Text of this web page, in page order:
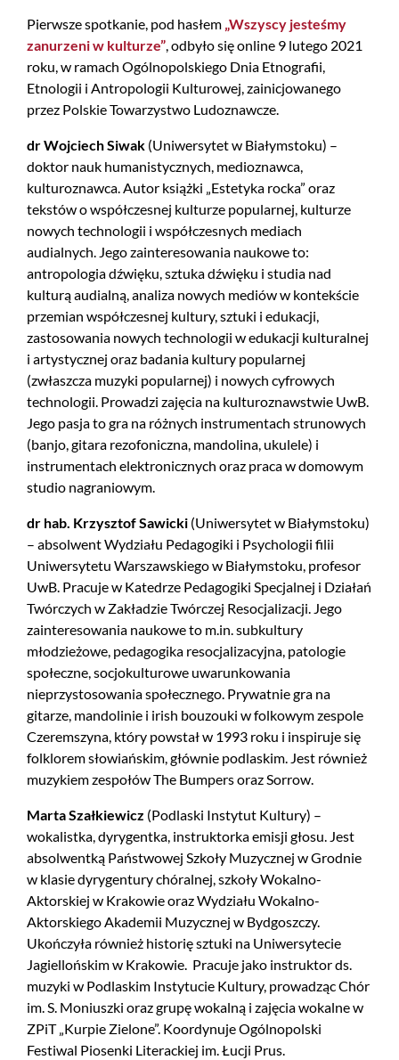
Pierwsze spotkanie, pod hasłem „Wszyscy jesteśmy
zanurzeni w kulturze”, odbyło się online 9 lutego 2021
roku, w ramach Ogólnopolskiego Dnia Etnografii,
Etnologii i Antropologii Kulturowej, zainicjowanego
przez Polskie Towarzystwo Ludoznawcze.
dr Wojciech Siwak (Uniwersytet w Białymstoku) –
doktor nauk humanistycznych, medioznawca,
kulturoznawca. Autor książki „Estetyka rocka” oraz
tekstów o współczesnej kulturze popularnej, kulturze
nowych technologii i współczesnych mediach
audialnych. Jego zainteresowania naukowe to:
antropologia dźwięku, sztuka dźwięku i studia nad
kulturą audialną, analiza nowych mediów w kontekście
przemian współczesnej kultury, sztuki i edukacji,
zastosowania nowych technologii w edukacji kulturalnej
i artystycznej oraz badania kultury popularnej
(zwłaszcza muzyki popularnej) i nowych cyfrowych
technologii. Prowadzi zajęcia na kulturoznawstwie UwB.
Jego pasja to gra na różnych instrumentach strunowych
(banjo, gitara rezofoniczna, mandolina, ukulele) i
instrumentach elektronicznych oraz praca w domowym
studio nagraniowym.
dr hab. Krzysztof Sawicki (Uniwersytet w Białymstoku)
– absolwent Wydziału Pedagogiki i Psychologii filii
Uniwersytetu Warszawskiego w Białymstoku, profesor
UwB. Pracuje w Katedrze Pedagogiki Specjalnej i Działań
Twórczych w Zakładzie Twórczej Resocjalizacji. Jego
zainteresowania naukowe to m.in. subkultury
młodzieżowe, pedagogika resocjalizacyjna, patologie
społeczne, socjokulturowe uwarunkowania
nieprzystosowania społecznego. Prywatnie gra na
gitarze, mandolinie i irish bouzouki w folkowym zespole
Czeremszyna, który powstał w 1993 roku i inspiruje się
folklorem słowiańskim, głównie podlaskim. Jest również
muzykiem zespołów The Bumpers oraz Sorrow.
Marta Szałkiewicz (Podlaski Instytut Kultury) –
wokalistka, dyrygentka, instruktorka emisji głosu. Jest
absolwentką Państwowej Szkoły Muzycznej w Grodnie
w klasie dyrygentury chóralnej, szkoły Wokalno-
Aktorskiej w Krakowie oraz Wydziału Wokalno-
Aktorskiego Akademii Muzycznej w Bydgoszczy.
Ukończyła również historię sztuki na Uniwersytecie
Jagiellońskim w Krakowie. Pracuje jako instruktor ds.
muzyki w Podlaskim Instytucie Kultury, prowadząc Chór
im. S. Moniuszki oraz grupę wokalną i zajęcia wokalne w
ZPiT „Kurpie Zielone”. Koordynuje Ogólnopolski
Festiwal Piosenki Literackiej im. Łucji Prus.